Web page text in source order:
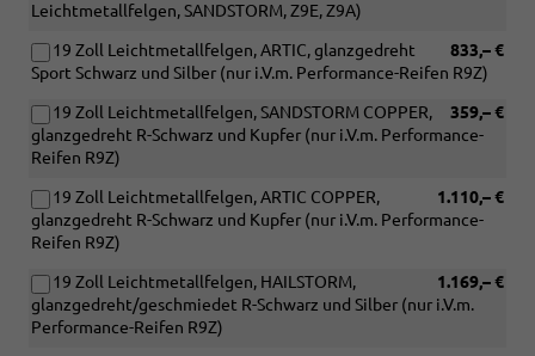
Leichtmetallfelgen, SANDSTORM, Z9E, Z9A)
833,– €
19 Zoll Leichtmetallfelgen, ARTIC, glanzgedreht
Sport Schwarz und Silber (nur i.V.m. Performance-Reifen R9Z)
359,– €
19 Zoll Leichtmetallfelgen, SANDSTORM COPPER,
glanzgedreht R-Schwarz und Kupfer (nur i.V.m. Performance-
Reifen R9Z)
1.110,– €
19 Zoll Leichtmetallfelgen, ARTIC COPPER,
glanzgedreht R-Schwarz und Kupfer (nur i.V.m. Performance-
Reifen R9Z)
1.169,– €
19 Zoll Leichtmetallfelgen, HAILSTORM,
glanzgedreht/geschmiedet R-Schwarz und Silber (nur i.V.m.
Performance-Reifen R9Z)